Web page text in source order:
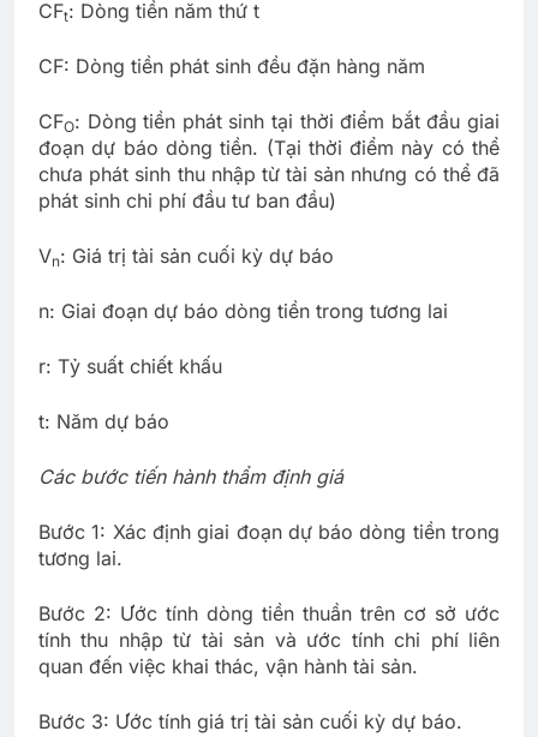
CFt: Dòng tiền năm thứ t
CF: Dòng tiền phát sinh đều đặn hàng năm
CFO: Dòng tiền phát sinh tại thời điểm bắt đầu giai
đoạn dự báo dòng tiền. (Tại thời điểm này có thể
chưa phát sinh thu nhập từ tài sản nhưng có thể đã
phát sinh chi phí đầu tư ban đầu)
Vn: Giá trị tài sản cuối kỳ dự báo
n: Giai đoạn dự báo dòng tiền trong tương lai
r: Tỷ suất chiết khấu
t: Năm dự báo
Các bước tiến hành thẩm định giá
Bước 1: Xác định giai đoạn dự báo dòng tiền trong
tương lai.
Bước 2: Ước tính dòng tiền thuần trên cơ sở ước
tính thu nhập từ tài sản và ước tính chi phí liên
quan đến việc khai thác, vận hành tài sản.
Bước 3: Ước tính giá trị tài sản cuối kỳ dự báo.